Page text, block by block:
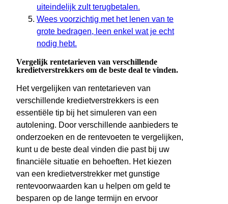
uiteindelijk zult terugbetalen.
Wees voorzichtig met het lenen van te
grote bedragen, leen enkel wat je echt
nodig hebt.
Vergelijk rentetarieven van verschillende
kredietverstrekkers om de beste deal te vinden.
Het vergelijken van rentetarieven van
verschillende kredietverstrekkers is een
essentiële tip bij het simuleren van een
autolening. Door verschillende aanbieders te
onderzoeken en de rentevoeten te vergelijken,
kunt u de beste deal vinden die past bij uw
financiële situatie en behoeften. Het kiezen
van een kredietverstrekker met gunstige
rentevoorwaarden kan u helpen om geld te
besparen op de lange termijn en ervoor